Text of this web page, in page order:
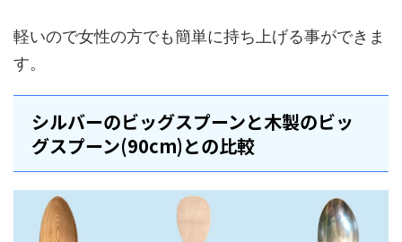
軽いので女性の方でも簡単に持ち上げる事ができま
す。
シルバーのビッグスプーンと木製のビッ
グスプーン(90cm)との比較